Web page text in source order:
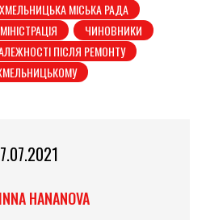
ХМЕЛЬНИЦЬКА МІСЬКА РАДА
ЧИНОВНИКИ
ПІСЛЯ РЕМОНТУ
INNA HANANOVA